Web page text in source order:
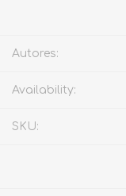
Autores:
Availability:
SKU: